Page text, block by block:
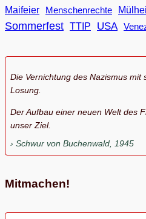
Maifeier
Menschenrechte
Sommerfest TTIP USA
Die Vernichtung des Nazismus mit
Losung.
Der Aufbau einer neuen Welt des
unser Ziel.
Schwur von Buchenwald, 1945
Mitmachen!